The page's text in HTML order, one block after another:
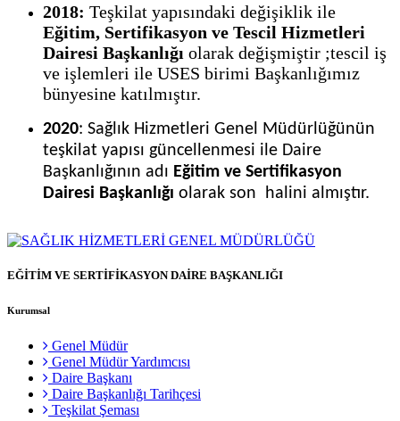
2018: Teşkilat yapısındaki değişiklik ile
Eğitim, Sertifikasyon ve Tescil Hizmetleri
Dairesi Başkanlığı olarak değişmiştir ;tescil iş
ve işlemleri ile USES birimi Başkanlığımız
bünyesine katılmıştır.
2020: Sağlık Hizmetleri Genel Müdürlüğünün
teşkilat yapısı güncellenmesi ile Daire
Başkanlığının adı Eğitim ve Sertifikasyon
Dairesi Başkanlığı olarak son halini almıştır.
EĞİTİM VE SERTİFİKASYON DAİRE BAŞKANLIĞI
Kurumsal
Genel Müdür
Genel Müdür Yardımcısı
Daire Başkanı
Daire Başkanlığı Tarihçesi
Teşkilat Şeması